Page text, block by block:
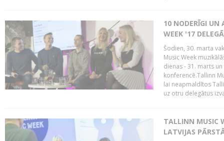
10 NODERĪGI UN
WEEK '17
Šodien, 30. marta
Music Week
dienas - 31. marts
konferencē.Tallinn
lai neapmaldītos
uz otru delegātus
TALLINN MUSIC
LATVIJAS